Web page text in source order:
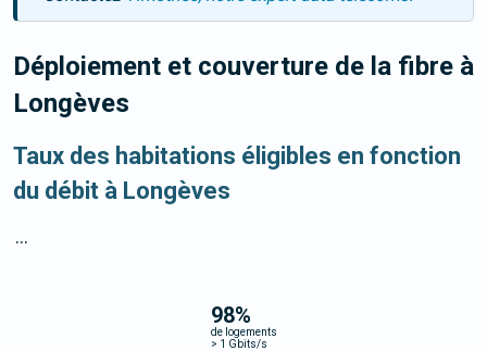
Déploiement et couverture de la fibre à
Longèves
Taux des habitations éligibles en fonction
du débit à Longèves
98%
de logements
> 1 Gbits/s
...